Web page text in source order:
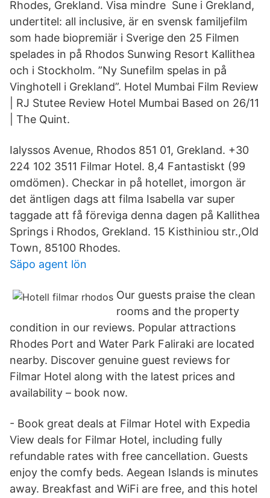
Rhodes, Grekland. Visa mindre Sune i Grekland,
undertitel: all inclusive, är en svensk familjefilm
som hade biopremiär i Sverige den 25 Filmen
spelades in på Rhodos Sunwing Resort Kallithea
och i Stockholm. ”Ny Sunefilm spelas in på
Vinghotell i Grekland”. Hotel Mumbai Film Review
| RJ Stutee Review Hotel Mumbai Based on 26/11
| The Quint.
Ialyssos Avenue, Rhodos 851 01, Grekland. +30
224 102 3511 Filmar Hotel. 8,4 Fantastiskt (99
omdömen). Checkar in på hotellet, imorgon är
det äntligen dags att filma Isabella var super
taggade att få föreviga denna dagen på Kallithea
Springs i Rhodos, Grekland. 15 Kisthiniou str.,Old
Town, 85100 Rhodes.
Säpo agent lön
Our guests praise the clean
rooms and the property
condition in our reviews. Popular attractions
Rhodes Port and Water Park Faliraki are located
nearby. Discover genuine guest reviews for
Filmar Hotel along with the latest prices and
availability – book now.
- Book great deals at Filmar Hotel with Expedia
View deals for Filmar Hotel, including fully
refundable rates with free cancellation. Guests
enjoy the comfy beds. Aegean Islands is minutes
away. Breakfast and WiFi are free, and this hotel